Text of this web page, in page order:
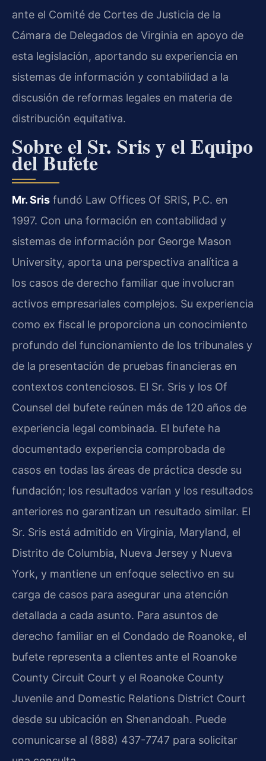
ante el Comité de Cortes de Justicia de la
Cámara de Delegados de Virginia en apoyo de
esta legislación, aportando su experiencia en
sistemas de información y contabilidad a la
discusión de reformas legales en materia de
distribución equitativa.
Sobre el Sr. Sris y el Equipo
del Bufete
Mr. Sris fundó Law Offices Of SRIS, P.C. en
1997. Con una formación en contabilidad y
sistemas de información por George Mason
University, aporta una perspectiva analítica a
los casos de derecho familiar que involucran
activos empresariales complejos. Su experiencia
como ex fiscal le proporciona un conocimiento
profundo del funcionamiento de los tribunales y
de la presentación de pruebas financieras en
contextos contenciosos. El Sr. Sris y los Of
Counsel del bufete reúnen más de 120 años de
experiencia legal combinada. El bufete ha
documentado experiencia comprobada de
casos en todas las áreas de práctica desde su
fundación; los resultados varían y los resultados
anteriores no garantizan un resultado similar. El
Sr. Sris está admitido en Virginia, Maryland, el
Distrito de Columbia, Nueva Jersey y Nueva
York, y mantiene un enfoque selectivo en su
carga de casos para asegurar una atención
detallada a cada asunto. Para asuntos de
derecho familiar en el Condado de Roanoke, el
bufete representa a clientes ante el Roanoke
County Circuit Court y el Roanoke County
Juvenile and Domestic Relations District Court
desde su ubicación en Shenandoah. Puede
comunicarse al (888) 437-7747 para solicitar